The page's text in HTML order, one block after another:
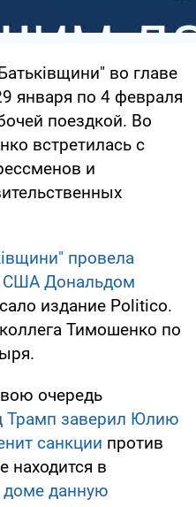
во главе
января по 4 февраля
поездкой. Во
встретилась с
и
провела
США Дональдом
издание Politico.
Тимошенко по
очередь
Трамп заверил Юлию
санкции против
находится в
данную